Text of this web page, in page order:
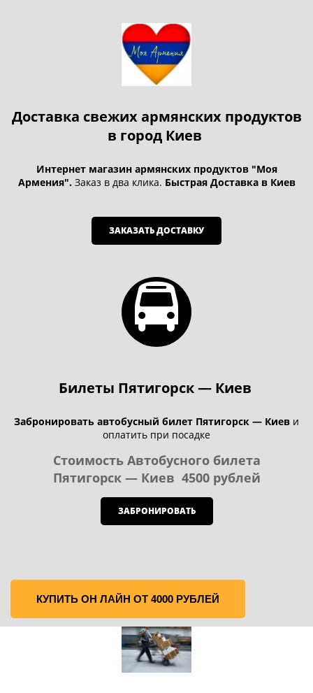
Доставка свежих армянских продуктов
в город Киев
Интернет магазин армянских продуктов "Моя
Армения". Заказ в два клика. Быстрая Доставка в Киев
ЗАКАЗАТЬ ДОСТАВКУ
Билеты Пятигорск — Киев
Забронировать автобусный билет Пятигорск — Киев и
оплатить при посадке
Стоимость Автобусного билета
Пятигорск — Киев 4500 рублей
ЗАБРОНИРОВАТЬ
КУПИТЬ ОН ЛАЙН ОТ 4000 РУБЛЕЙ